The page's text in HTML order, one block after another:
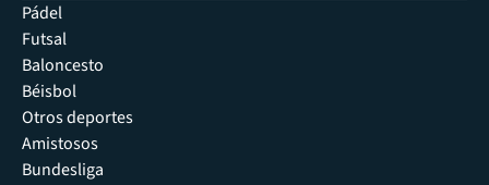
Pádel
Futsal
Baloncesto
Béisbol
Otros deportes
Amistosos
Bundesliga